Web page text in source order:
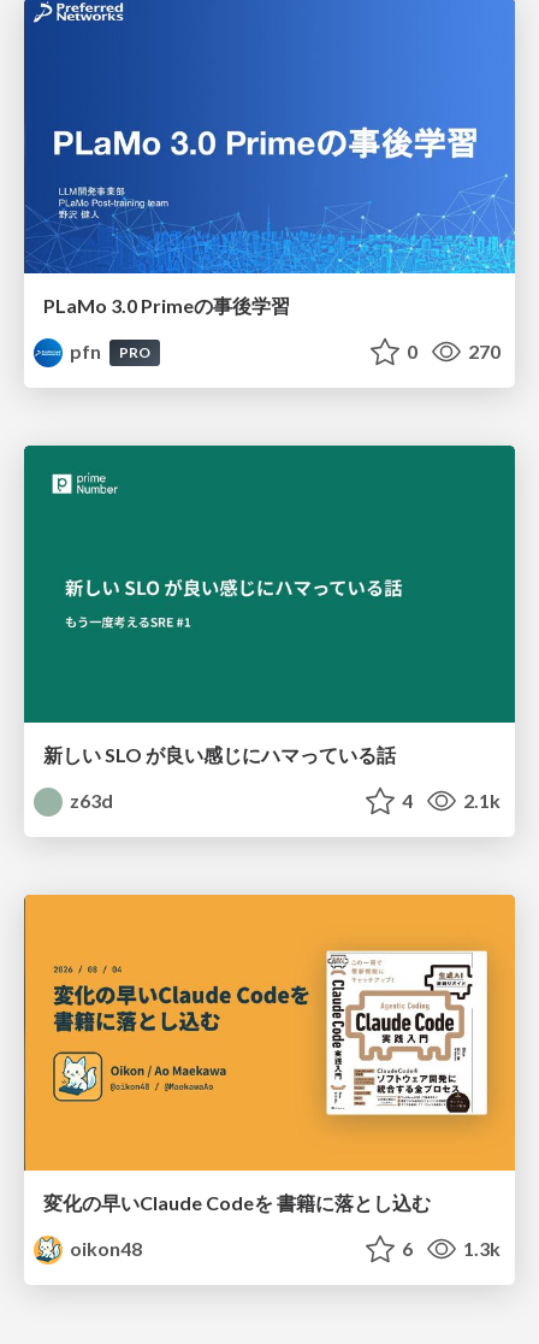
PLaMo 3.0 Primeの事後学習
pfn
PRO 0 270
新しい SLO が良い感じにハマっている話
z63d
4 2.1k
変化の早いClaude Codeを 書籍に落とし込む
oikon48
6 1.3k